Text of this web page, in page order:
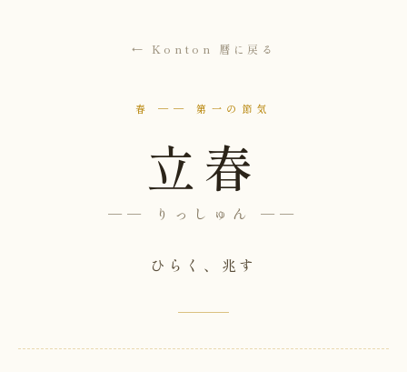
← Konton 暦に戻る
春 ── 第一の節気
立春
── りっしゅん ──
ひらく、兆す